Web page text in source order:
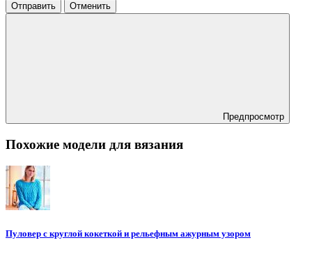
Отправить Отменить
Предпросмотр
Похожие модели для вязания
Пуловер с круглой кокеткой и рельефным ажурным узором